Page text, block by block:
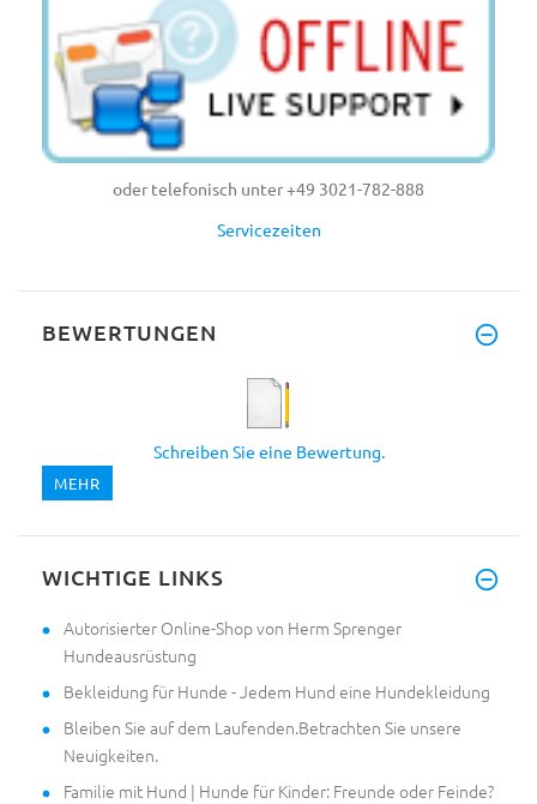
oder telefonisch unter +49 3021-782-888
Servicezeiten
BEWERTUNGEN
Schreiben Sie eine Bewertung.
MEHR
WICHTIGE LINKS
Autorisierter Online-Shop von Herm Sprenger
Hundeausrüstung
Bekleidung für Hunde - Jedem Hund eine Hundekleidung
Bleiben Sie auf dem Laufenden.Betrachten Sie unsere
Neuigkeiten.
Familie mit Hund | Hunde für Kinder: Freunde oder Feinde?